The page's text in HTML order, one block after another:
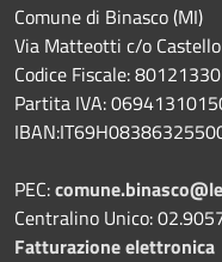
Comune di Binasco (MI)
Via Matteotti c/o
Codice Fiscale:
Partita IVA:
PEC:
Centralino Unico:
Fatturazione elettronica